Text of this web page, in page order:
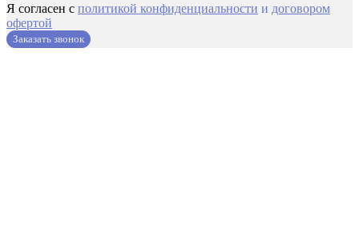
Я согласен с политикой конфиденциальности и договором
офертой
Заказать звонок